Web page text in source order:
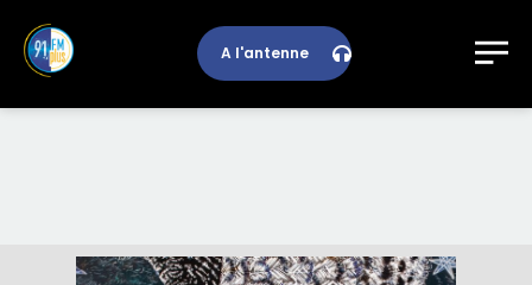
A l'antenne